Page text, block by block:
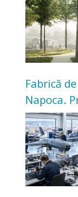
Fabrică
Napoca.
înceapă